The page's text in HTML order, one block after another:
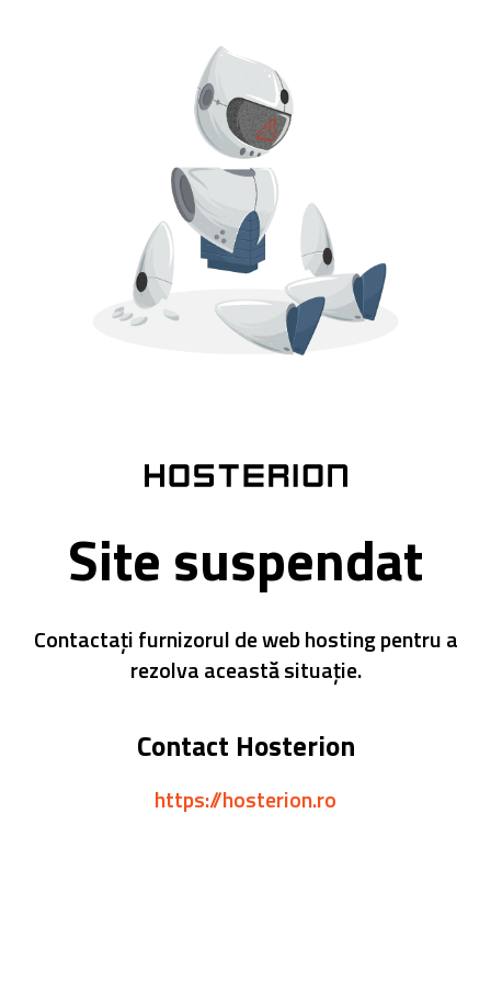
Site suspendat
Contactați furnizorul de web hosting pentru a
rezolva această situație.
Contact Hosterion
https://hosterion.ro